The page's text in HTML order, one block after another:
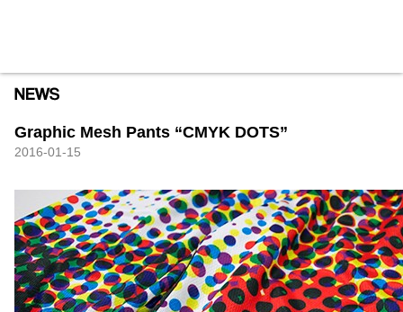
Graphic Mesh Pants “CMYK DOTS”
2016-01-15